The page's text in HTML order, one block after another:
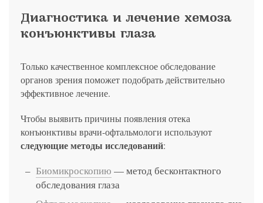
Диагностика и лечение хемоза
конъюнктивы глаза
Только качественное комплексное обследование
органов зрения поможет подобрать действительно
эффективное лечение.
Чтобы выявить причины появления отека
конъюнктивы врачи-офтальмологи используют
следующие методы исследований:
Биомикроскопию — метод бесконтактного
обследования глаза